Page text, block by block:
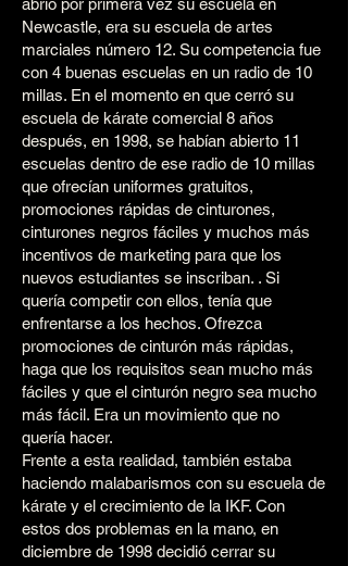
abrió por primera vez su escuela en
Newcastle, era su escuela de artes
marciales número 12. Su competencia fue
con 4 buenas escuelas en un radio de 10
millas. En el momento en que cerró su
escuela de kárate comercial 8 años
después, en 1998, se habían abierto 11
escuelas dentro de ese radio de 10 millas
que ofrecían uniformes gratuitos,
promociones rápidas de cinturones,
cinturones negros fáciles y muchos más
incentivos de marketing para que los
nuevos estudiantes se inscriban. . Si
quería competir con ellos, tenía que
enfrentarse a los hechos. Ofrezca
promociones de cinturón más rápidas,
haga que los requisitos sean mucho más
fáciles y que el cinturón negro sea mucho
más fácil. Era un movimiento que no
quería hacer.
Frente a esta realidad, también estaba
haciendo malabarismos con su escuela de
kárate y el crecimiento de la IKF. Con
estos dos problemas en la mano, en
diciembre de 1998 decidió cerrar su